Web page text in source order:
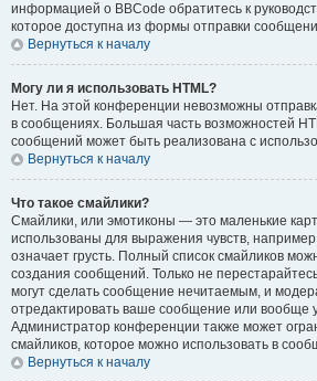
информацией о BBCode обратитесь к
которое доступна из формы отправки
Вернуться к началу
Могу ли я использовать HTML?
Нет. На этой конференции невозможны
в сообщениях. Большая часть возможностей
сообщений может быть реализована с
Вернуться к началу
Что такое смайлики?
Смайлики, или эмотиконы — это маленькие
использованы для выражения чувств,
означает грусть. Полный список смайликов
создания сообщений. Только не
могут сделать сообщение нечитаемым, и
отредактировать ваше сообщение или вообще
Администратор конференции также может
смайликов, которое можно использовать в
Вернуться к началу